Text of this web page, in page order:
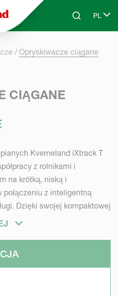
Skip to main contentSearchPL
Select
Opryskiwacze ciągane
CIĄGANE
Kverneland iXtrack T
z rolnikami i
na krótką, niską i
z inteligentną
Dzięki swojej kompaktowej
zbiornika i